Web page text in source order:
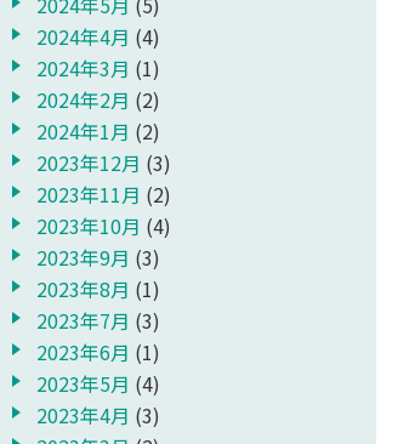
2024年4月 (4)
2024年3月 (1)
2024年2月 (2)
2024年1月 (2)
2023年12月 (3)
2023年11月 (2)
2023年10月 (4)
2023年9月 (3)
2023年8月 (1)
2023年7月 (3)
2023年6月 (1)
2023年5月 (4)
2023年4月 (3)